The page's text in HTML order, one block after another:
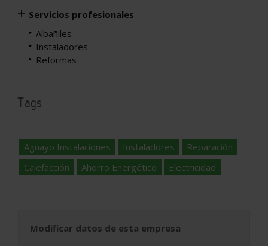
Servicios profesionales
Albañiles
Instaladores
Reformas
Tags
Aguayo Instalaciones Instaladores
Reparación
Calefacción
Ahorro Energético Electricidad
Modificar datos de esta empresa